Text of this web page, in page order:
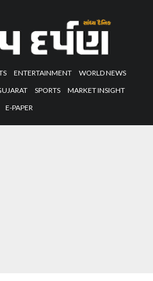
ENTERTAINMENT
WORLD NEWS
SPORTS
MARKET INSIGHT
E-PAPER